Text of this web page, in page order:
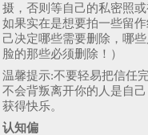
摄，否则等自己的私密照
如果实在是想要拍一些留
己决定哪些需要删除，哪
脸的那些必须删除！）
温馨提示:​不要轻易把信任
不会背叛离开你的人是自
获得快乐。​​
认知偏